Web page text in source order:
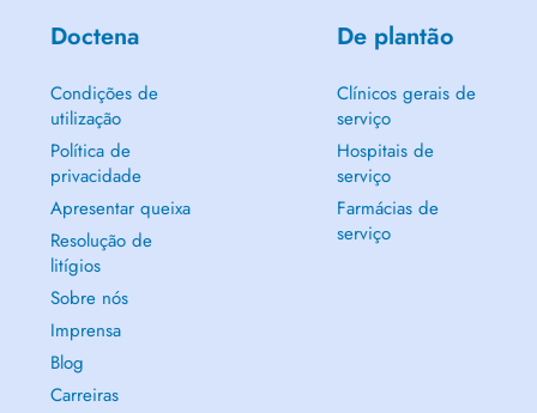
Doctena
Condições de
utilização
Política de
privacidade
Apresentar queixa
Resolução de
litígios
Sobre nós
Imprensa
Blog
Carreiras
De plantão
Clínicos gerais de
serviço
Hospitais de
serviço
Farmácias de
serviço